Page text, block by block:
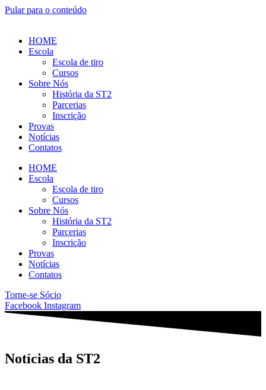
Pular para o conteúdo
HOME
Escola
Escola de tiro
Cursos
Sobre Nós
História da ST2
Parcerias
Inscrição
Provas
Notícias
Contatos
HOME
Escola
Escola de tiro
Cursos
Sobre Nós
História da ST2
Parcerias
Inscrição
Provas
Notícias
Contatos
Torne-se Sócio
Facebook Instagram
Notícias da ST2